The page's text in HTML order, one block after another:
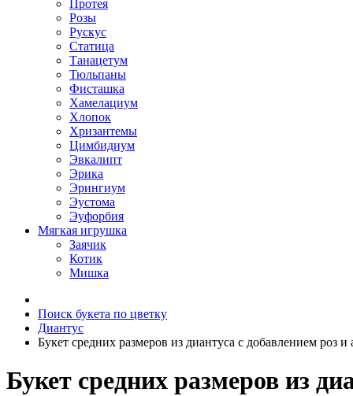
Протея
Розы
Рускус
Статица
Танацетум
Тюльпаны
Фисташка
Хамелациум
Хлопок
Хризантемы
Цимбидиум
Эвкалипт
Эрика
Эрингиум
Эустома
Эуфорбия
Мягкая игрушка
Заячик
Котик
Мишка
Поиск букета по цветку
Диантус
Букет средних размеров из диантуса c добавлением роз и
Букет средних размеров из